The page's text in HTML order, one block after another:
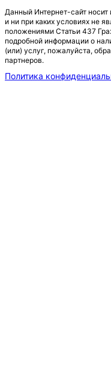
Данный Интернет-сайт
и ни при каких условиях не
положениями Статьи 437
подробной информации о
(или) услуг, пожалуйста,
партнеров.
Политика